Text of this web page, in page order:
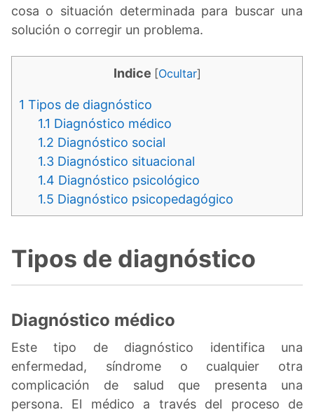
cosa o situación determinada para buscar una
solución o corregir un problema.
Indice [Ocultar]
1 Tipos de diagnóstico
1.1 Diagnóstico médico
1.2 Diagnóstico social
1.3 Diagnóstico situacional
1.4 Diagnóstico psicológico
1.5 Diagnóstico psicopedagógico
Tipos de diagnóstico
Diagnóstico médico
Este tipo de diagnóstico identifica una
enfermedad, síndrome o cualquier otra
complicación de salud que presenta una
persona. El médico a través del proceso de